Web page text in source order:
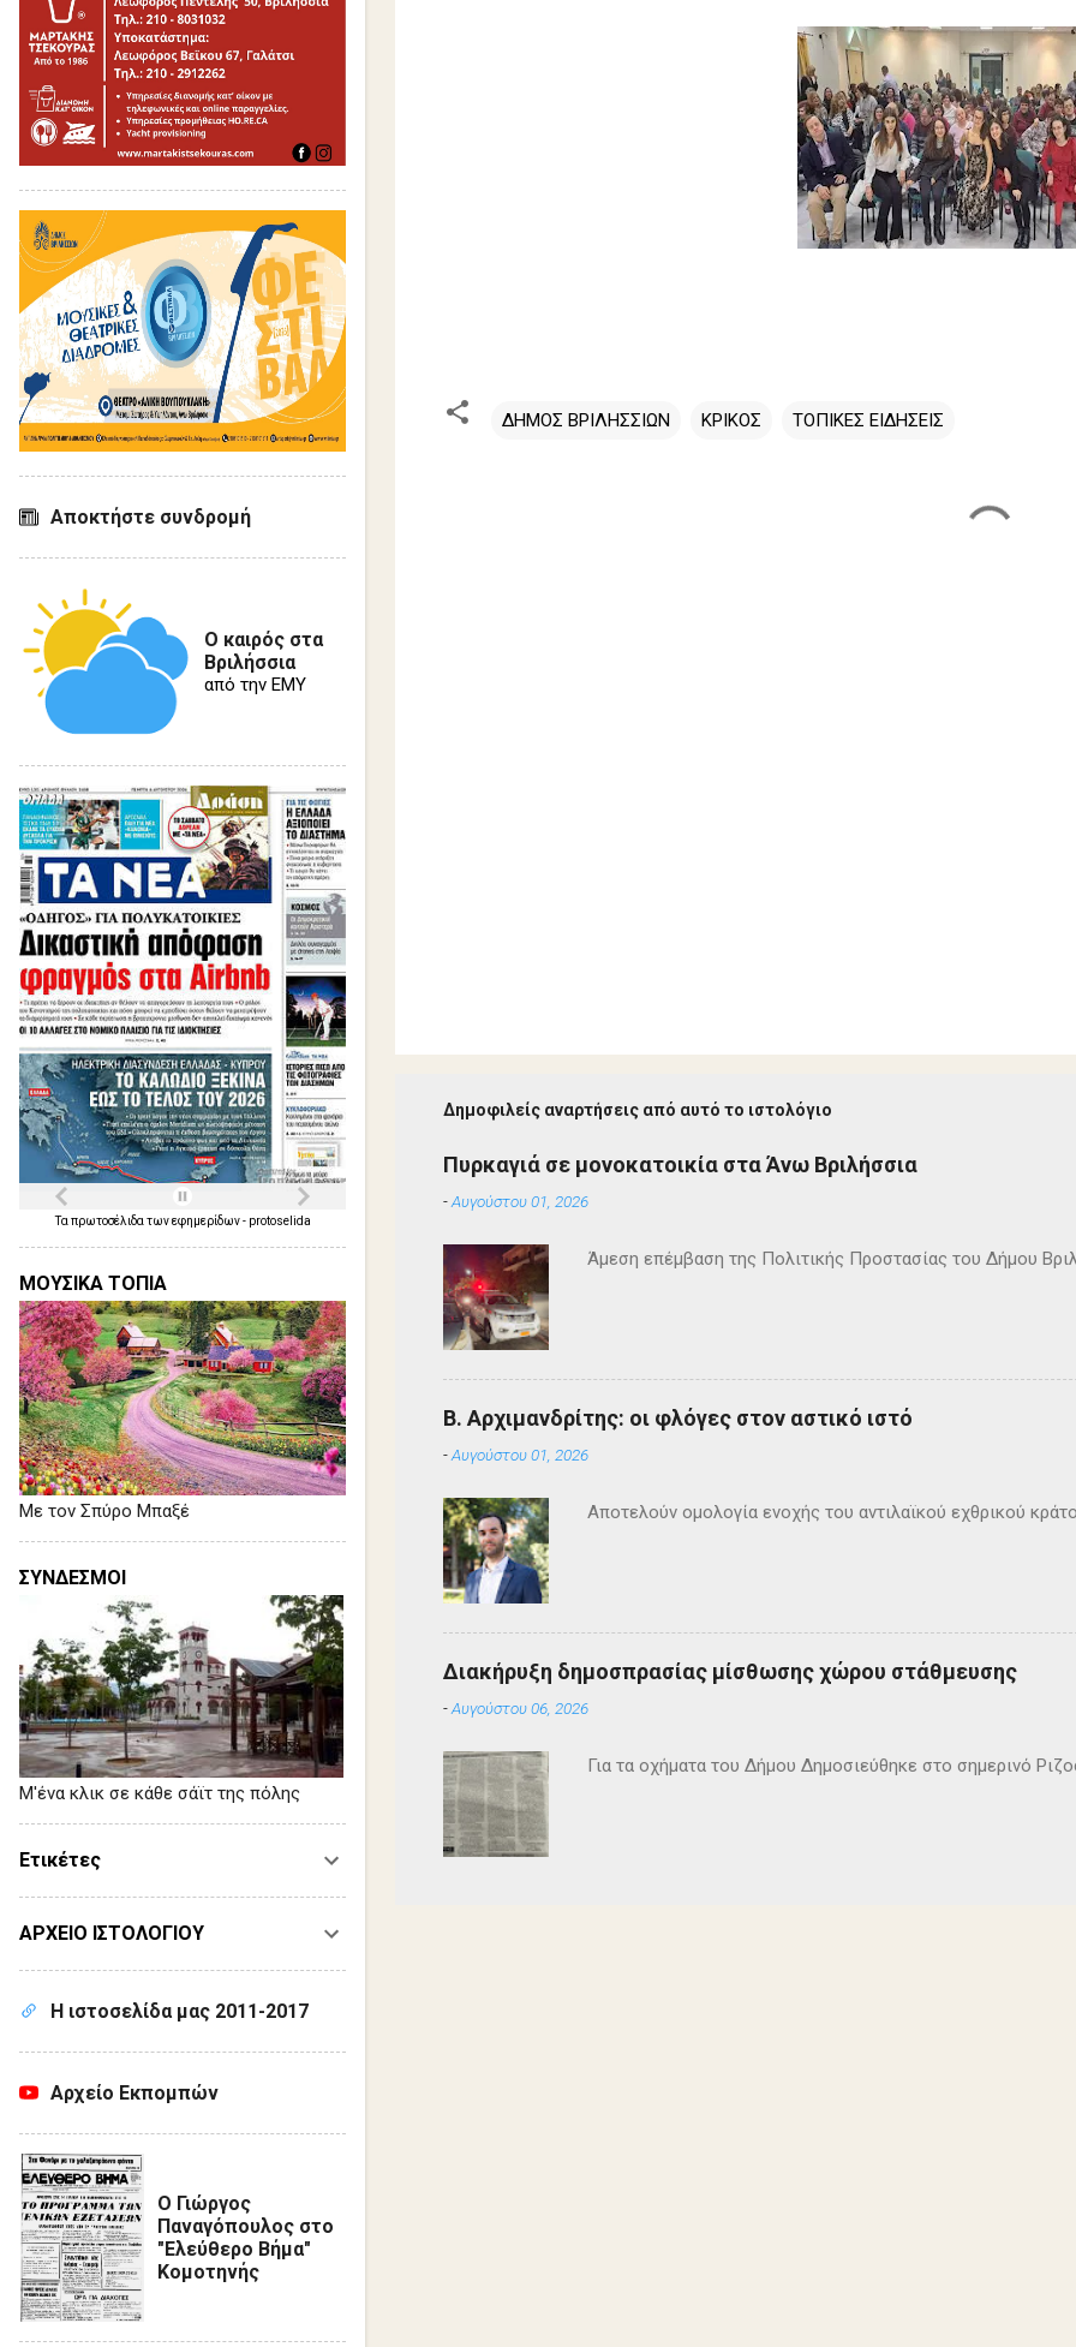
ΔΗΜΟΣ ΒΡΙΛΗΣΣΙΩΝ ΚΡΙΚΟΣ ΤΟΠΙΚΕΣ ΕΙΔΗΣΕΙΣ
Δημοφιλείς αναρτήσεις από αυτό το ιστολόγιο
Πυρκαγιά σε μονοκατοικία στα Άνω Βριλήσσια
-Αυγούστου 01, 2026
Άμεση επέμβαση της Πολιτικής Προστασίας του Δήμου
Β. Αρχιμανδρίτης: οι φλόγες στον αστικό ιστό
-Αυγούστου 01, 2026
Αποτελούν ομολογία ενοχής του αντιλαϊκού εχθρικού
Διακήρυξη δημοσπρασίας μίσθωσης χώρου στάθμευσης
-Αυγούστου 06, 2026
Για τα οχήματα του Δήμου Δημοσιεύθηκε στο σημερινό
Αποκτήστε συνδρομή
Ο καιρός στα
Βριλήσσια
από την ΕΜΥ
Τα πρωτοσέλιδα τωνεφημερίδων- protoselida
ΜΟΥΣΙΚΑ ΤΟΠΙΑ
Με τον Σπύρο Μπαξέ
ΣΥΝΔΕΣΜΟΙ
Μ'ένα κλικ σε κάθε σάϊτ της πόλης
Ετικέτες
ΑΡΧΕΙΟ ΙΣΤΟΛΟΓΙΟΥ
Η ιστοσελίδα μας 2011-2017
Αρχείο Εκπομπών
Ο Γιώργος
Παναγόπουλος στο
"Ελεύθερο Βήμα"
Κομοτηνής